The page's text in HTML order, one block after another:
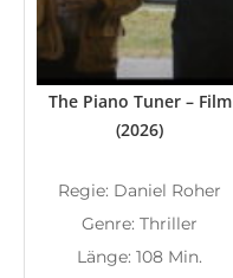
The Piano Tuner – Film
(2026)
Regie: Daniel Roher
Genre: Thriller
Länge: 108 Min.